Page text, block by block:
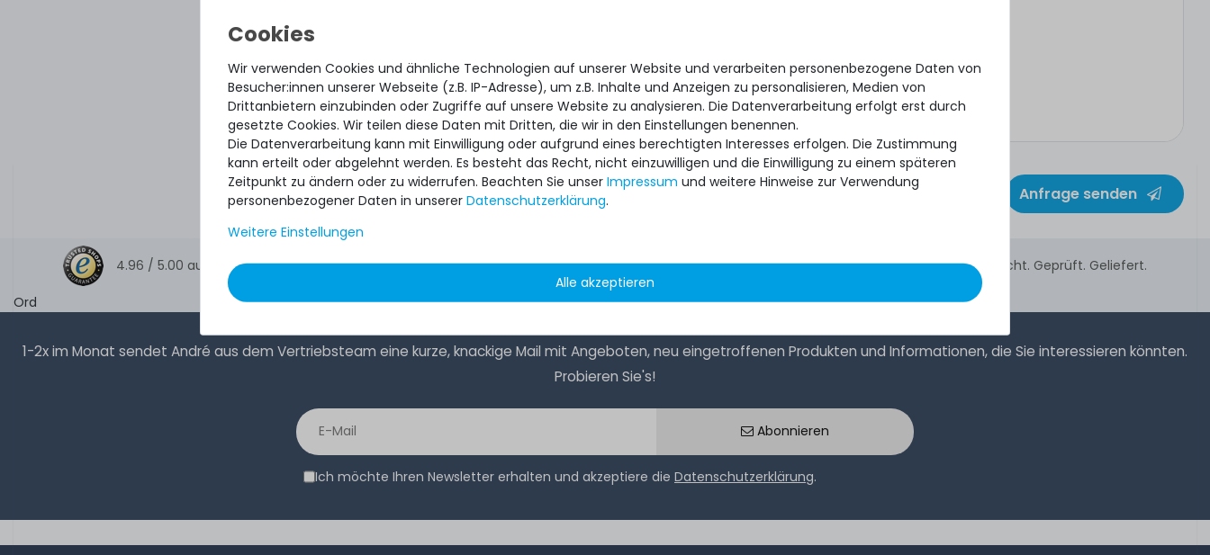
Hiermit bestätige ich, dass ich dieDaten­schutz­erklärunggelesen habe.*
Anfrage senden
4.96 / 5.00 aus 8.500Bewertungen Gebraucht. Geprüft. Geliefert.
Ord
1-2x im Monat sendet André aus dem Vertriebsteam eine kurze, knackige Mail mit Angeboten, neu eingetroffenen Produkten und Informationen, die Sie interessieren könnten.
Probieren Sie's!
Abonnieren
Ich möchte Ihren Newsletter erhalten und akzeptiere die Datenschutzerklärung.
Wir verwenden Cookies und ähnliche Technologien auf unserer Website und verarbeiten personenbezogene Daten von
Besucher:innen unserer Webseite (z.B. IP-Adresse), um z.B. Inhalte und Anzeigen zu personalisieren, Medien von
Drittanbietern einzubinden oder Zugriffe auf unsere Website zu analysieren. Die Datenverarbeitung erfolgt erst durch
gesetzte Cookies. Wir teilen diese Daten mit Dritten, die wir in den Einstellungen benennen.
Die Datenverarbeitung kann mit Einwilligung oder aufgrund eines berechtigten Interesses erfolgen. Die Zustimmung
kann erteilt oder abgelehnt werden. Es besteht das Recht, nicht einzuwilligen und die Einwilligung zu einem späteren
Zeitpunkt zu ändern oder zu widerrufen. Beachten Sie unser Impressum und weitere Hinweise zur Verwendung
personenbezogener Daten in unserer Daten­schutz­erklärung.
Weitere Einstellungen
Alle akzeptieren